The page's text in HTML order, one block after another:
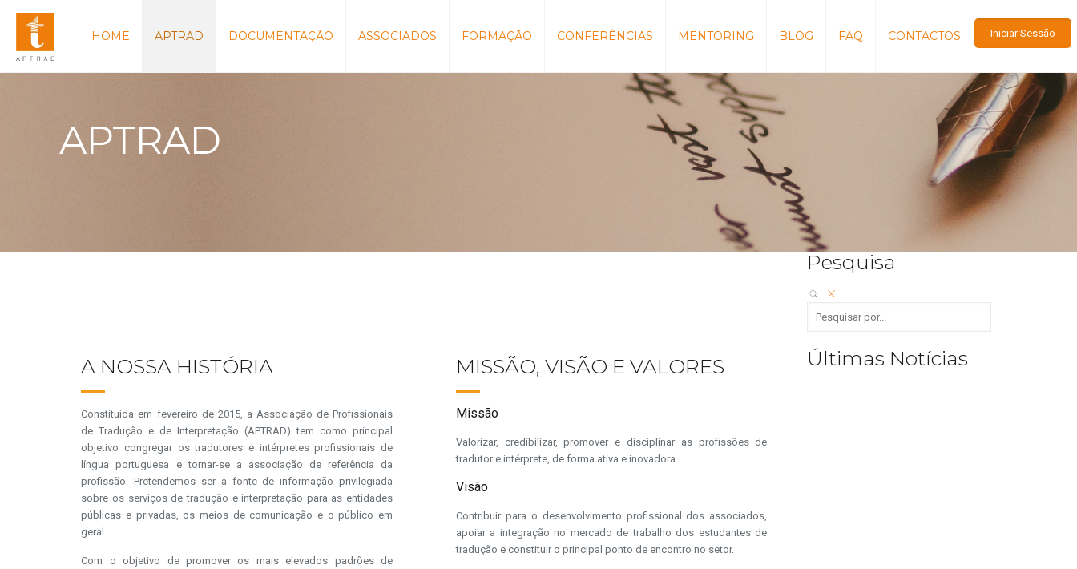
HOME APTRAD DOCUMENTAÇÃO ASSOCIADOS FORMAÇÃO CONFERÊNCIAS MENTORING BLOG FAQ CONTACTOS Iniciar Sessão
APTRAD
A NOSSA HISTÓRIA
Constituída em fevereiro de 2015, a Associação de Profissionais
de Tradução e de Interpretação (APTRAD) tem como principal
objetivo congregar os tradutores e intérpretes profissionais de
língua portuguesa e tornar-se a associação de referência da
profissão. Pretendemos ser a fonte de informação privilegiada
sobre os serviços de tradução e interpretação para as entidades
públicas e privadas, os meios de comunicação e o público em
geral.
Com o objetivo de promover os mais elevados padrões de
MISSÃO, VISÃO E VALORES
Missão
Valorizar, credibilizar, promover e disciplinar as profissões de
tradutor e intérprete, de forma ativa e inovadora.
Visão
Contribuir para o desenvolvimento profissional dos associados,
apoiar a integração no mercado de trabalho dos estudantes de
tradução e constituir o principal ponto de encontro no setor.
Pesquisa
Últimas Notícias